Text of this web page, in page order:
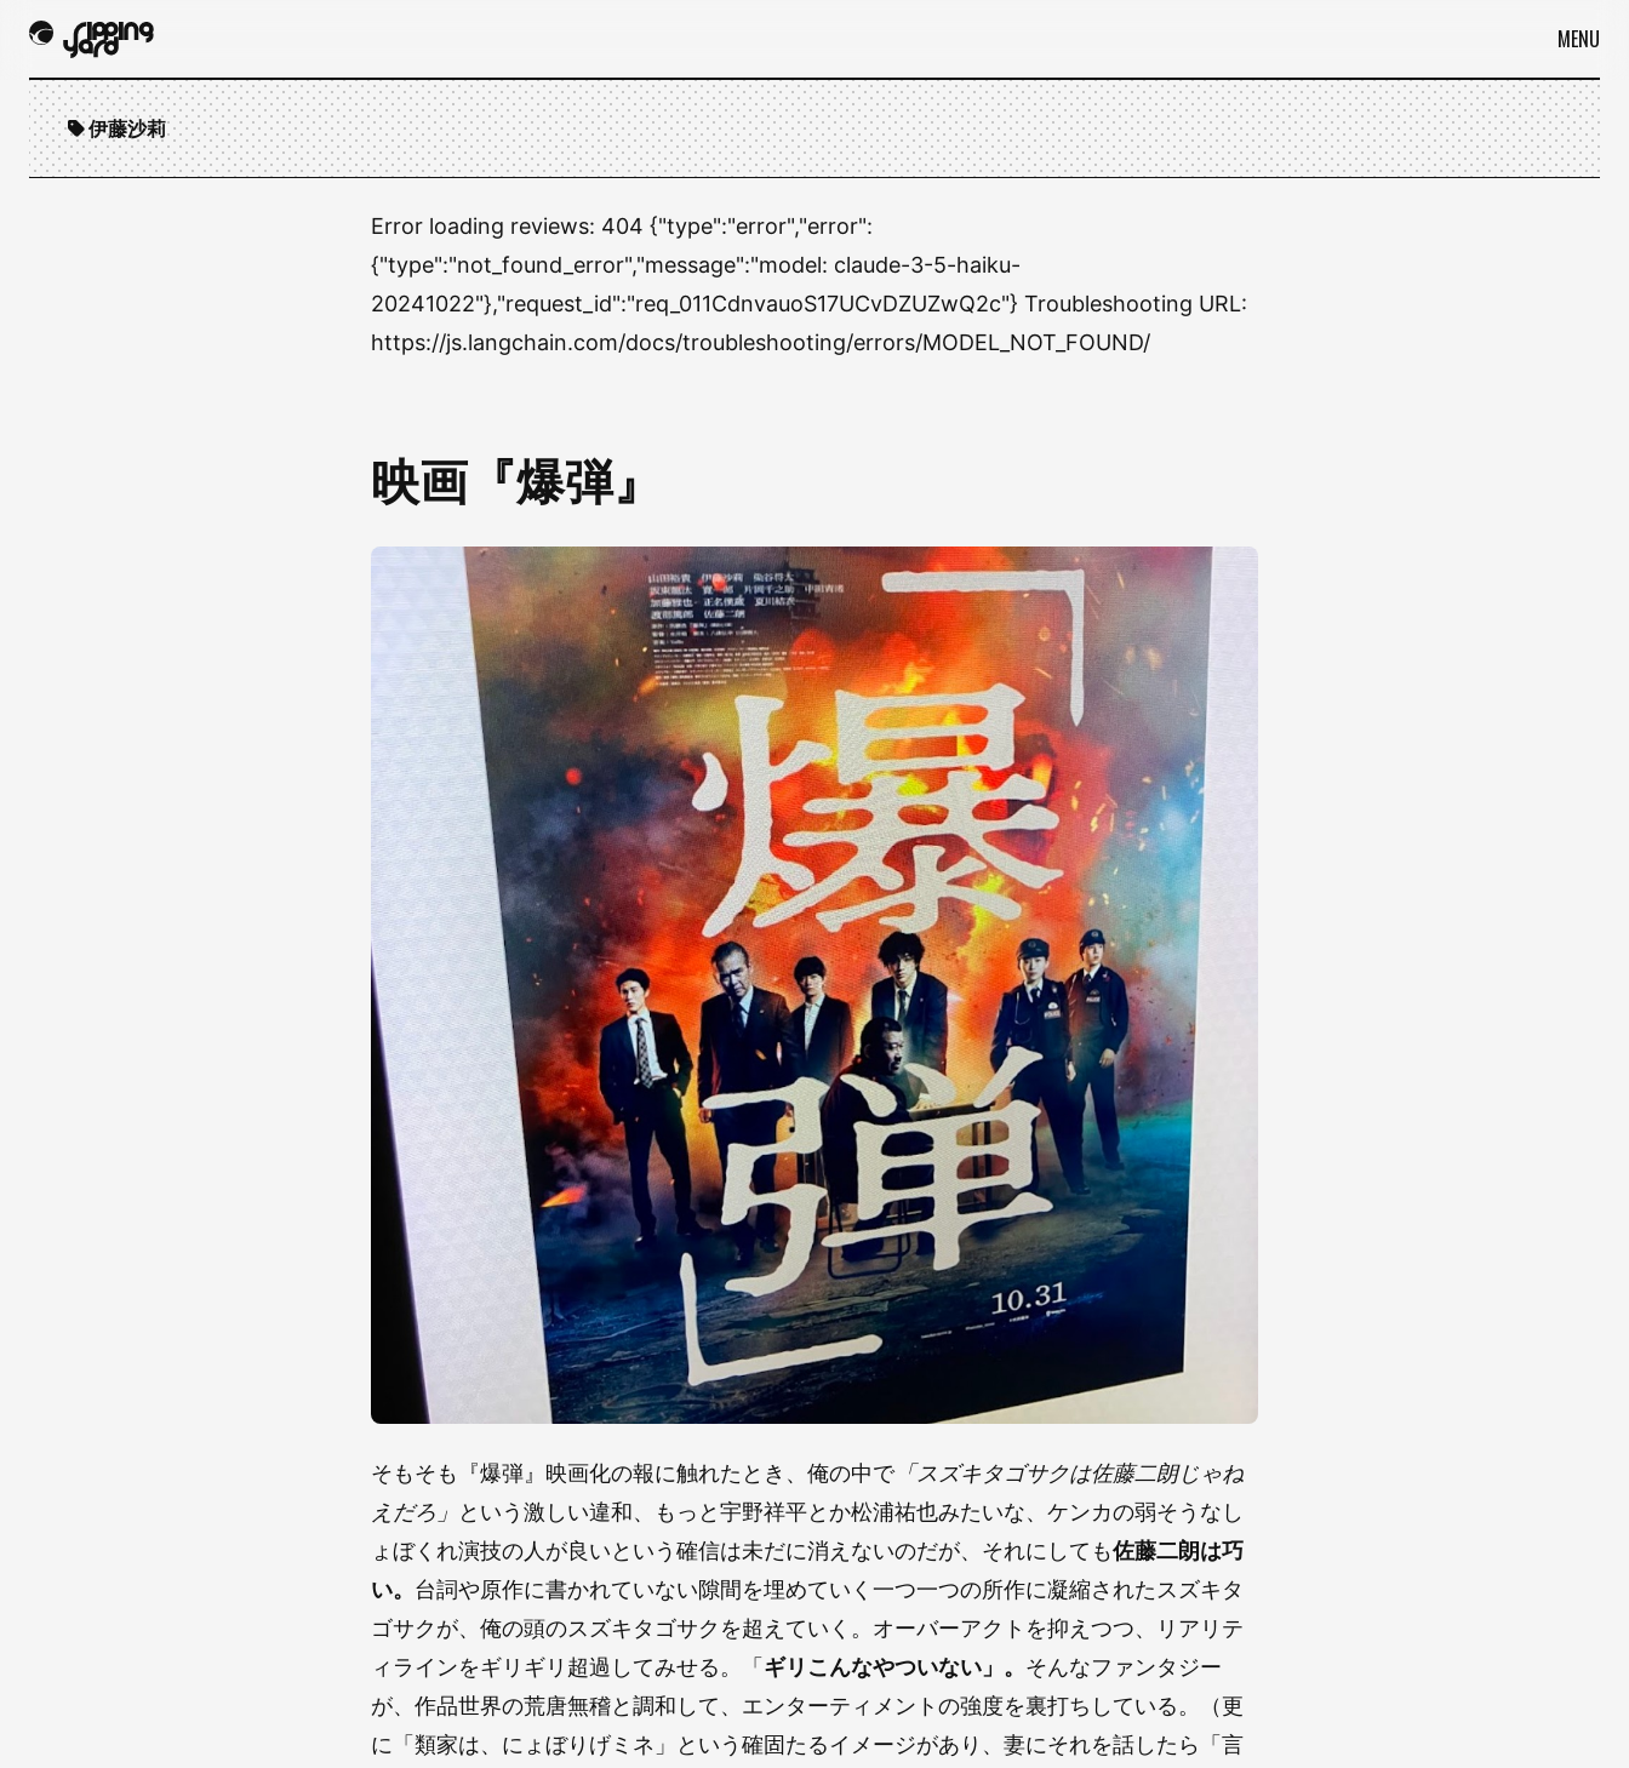
MENU
伊藤沙莉
Error loading reviews: 404 {"type":"error","error":
{"type":"not_found_error","message":"model: claude-3-5-haiku-
20241022"},"request_id":"req_011CdnvauoS17UCvDZUZwQ2c"} Troubleshooting URL:
https://js.langchain.com/docs/troubleshooting/errors/MODEL_NOT_FOUND/
映画『爆弾』
そもそも『爆弾』映画化の報に触れたとき、俺の中で「スズキタゴサクは佐藤二朗じゃね
えだろ」 という激しい違和、もっと宇野祥平とか松浦祐也みたいな、ケンカの弱そうなし
ょぼくれ演技の人が良いという確信は未だに消えないのだが、それにしても佐藤二朗は巧
い。 台詞や原作に書かれていない隙間を埋めていく一つ一つの所作に凝縮されたスズキタ
ゴサクが、俺の頭のスズキタゴサクを超えていく。オーバーアクトを抑えつつ、リアリテ
ィラインをギリギリ超過してみせる。「ギリこんなやついない」。 そんなファンタジー
が、作品世界の荒唐無稽と調和して、エンターティメントの強度を裏打ちしている。（更
に「類家は、にょぼりげミネ」という確固たるイメージがあり、妻にそれを話したら「言